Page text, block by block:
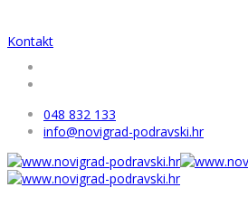
Kontakt
048 832 133
info@novigrad-podravski.hr